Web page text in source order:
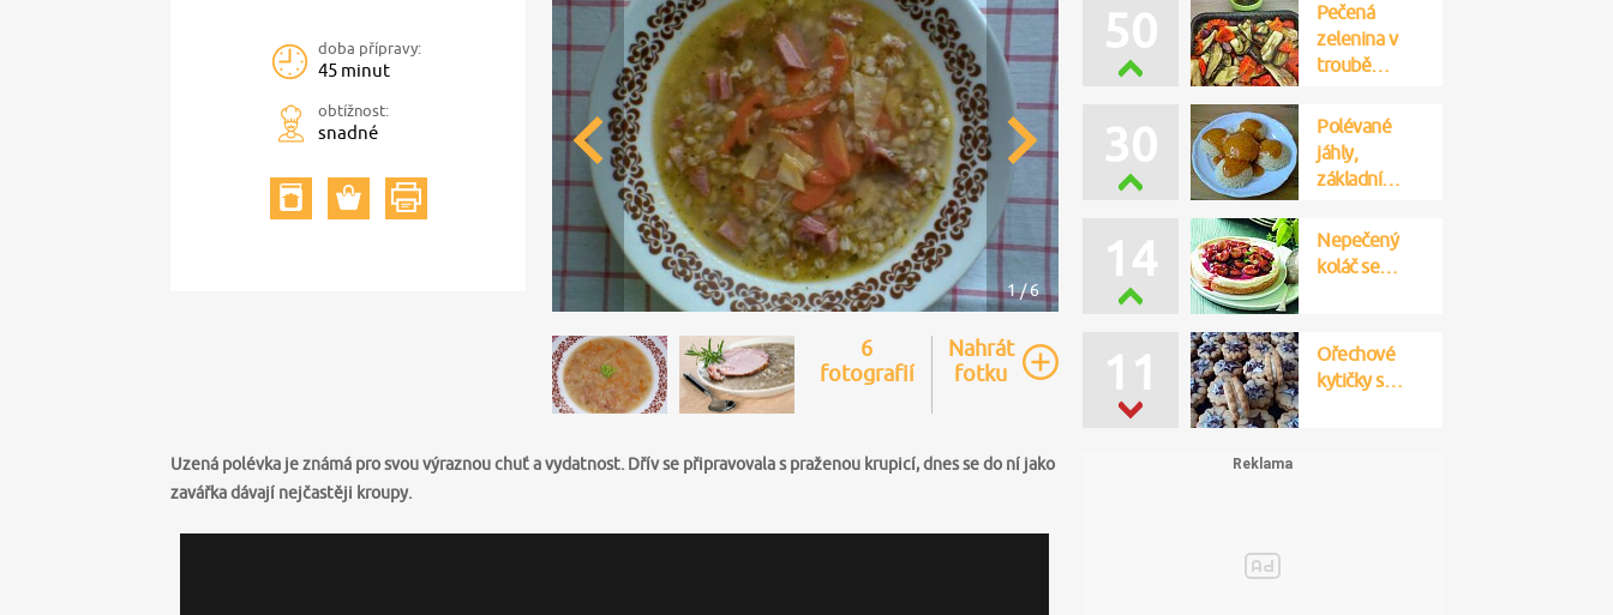
doba přípravy:
45 minut
obtížnost:
snadné
1 / 6
6
fotografií
Nahrát
fotku
Uzená polévka je známá pro svou výraznou chuť a vydatnost. Dřív se připravovala s praženou krupicí, dnes se do ní jako
zavářka dávají nejčastěji kroupy.
50
Pečená
zelenina v
troubě…
30
Polévané
jáhly,
základní…
11
Ořechové
kytičky s…
14
Nepečený
koláč se…